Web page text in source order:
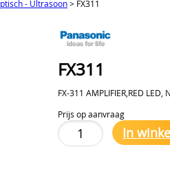
- Ultrasoon> FX311
FX311
FX-311 AMPLIFIER,RED LED,
Prijs op aanvraag
In